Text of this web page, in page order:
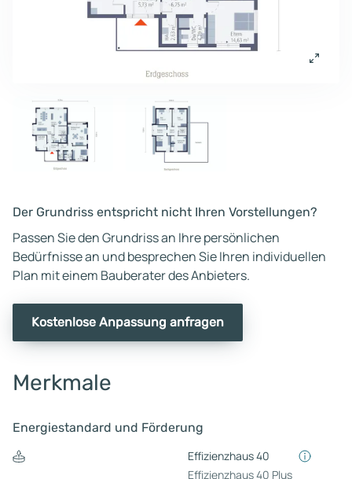
Der Grundriss entspricht nicht Ihren Vorstellungen?
Passen Sie den Grundriss an Ihre persönlichen
Bedürfnisse an und besprechen Sie Ihren individuellen
Plan mit einem Bauberater des Anbieters.
Kostenlose Anpassung anfragen
Merkmale
Energiestandard und Förderung
Effizienzhaus 40
Effizienzhaus 40 Plus